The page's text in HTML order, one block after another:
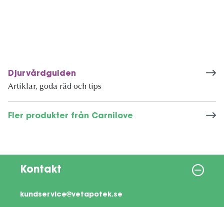
Djurvårdguiden
Artiklar, goda råd och tips
Fler produkter från Carnilove
Kontakt
kundservice@vetapotek.se